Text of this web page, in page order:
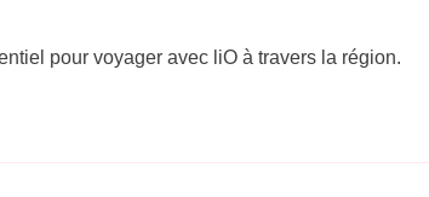
pour voyager avec liO à travers la région.